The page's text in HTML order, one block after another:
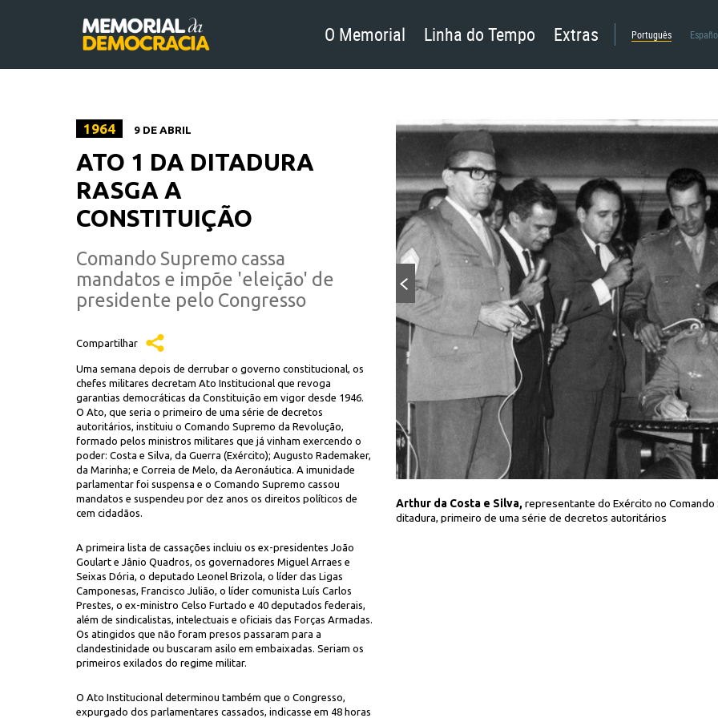
O Memorial Linha do Tempo Extras Português
1964 9 DE ABRIL
ATO 1 DA DITADURA
RASGA A
CONSTITUIÇÃO
Comando Supremo cassa
mandatos e impõe 'eleição' de
presidente pelo Congresso
Compartilhar
Uma semana depois de derrubar o governo constitucional, os
chefes militares decretam Ato Institucional que revoga
garantias democráticas da Constituição em vigor desde 1946.
O Ato, que seria o primeiro de uma série de decretos
autoritários, instituiu o Comando Supremo da Revolução,
formado pelos ministros militares que já vinham exercendo o
poder: Costa e Silva, da Guerra (Exército); Augusto Rademaker,
da Marinha; e Correia de Melo, da Aeronáutica. A imunidade
parlamentar foi suspensa e o Comando Supremo cassou
mandatos e suspendeu por dez anos os direitos políticos de
cem cidadãos.
A primeira lista de cassações incluiu os ex-presidentes João
Goulart e Jânio Quadros, os governadores Miguel Arraes e
Seixas Dória, o deputado Leonel Brizola, o líder das Ligas
Camponesas, Francisco Julião, o líder comunista Luís Carlos
Prestes, o ex-ministro Celso Furtado e 40 deputados federais,
além de sindicalistas, intelectuais e oficiais das Forças Armadas.
Os atingidos que não foram presos passaram para a
clandestinidade ou buscaram asilo em embaixadas. Seriam os
primeiros exilados do regime militar.
O Ato Institucional determinou também que o Congresso,
expurgado dos parlamentares cassados, indicasse em 48 horas
tomou o poder com o golpe militar: brigadeiro Francisco de Assis Correia de
Arthur da Costa e Silva (da esq. para a dir.), no Rio de Janeiro
Arthur da Costa e Silva, representante do Exército no Comando
ditadura, primeiro de uma série de decretos autoritários